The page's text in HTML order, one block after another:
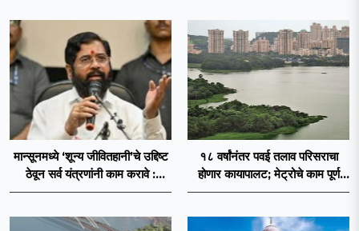
मान्सूनमध्ये ‘शून्य जीवितहानी’चे उद्दिष्ट
ठेवून सर्व यंत्रणांनी काम करावे :
उपमुख्यमंत्री एकनाथ शिंदे
१८ वर्षांनंतर पवई तलाव परिसराचा
होणार कायापालट; मेट्रोचे काम पूर्ण
होताच पुनर्विकासाला सुरुवात;